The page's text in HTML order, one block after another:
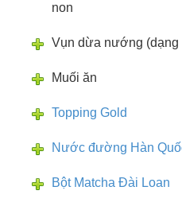
non
Vụn dừa nướng (dạng
Muối ăn
Topping Gold
Nước đường Hàn
Bột Matcha Đài Loan